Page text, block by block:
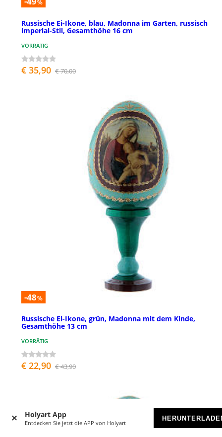
Holyart App
Entdecken Sie jetzt die APP von Holyart
%
Russische Ei-Ikone, blau, Madonna im Garten, russisch
imperial-Stil, Gesamthöhe 16 cm
VORRÄTIG
€ 35,90 € 70,00
-48%
Russische Ei-Ikone, grün, Madonna mit dem Kinde,
Gesamthöhe 13 cm
VORRÄTIG
€ 22,90 € 43,90